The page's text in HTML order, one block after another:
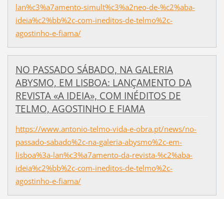
lan%c3%a7amento-simult%c3%a2neo-de-%c2%aba-
ideia%c2%bb%2c-com-ineditos-de-telmo%2c-
agostinho-e-fiama/
NO PASSADO SÁBADO, NA GALERIA
ABYSMO, EM LISBOA: LANÇAMENTO DA
REVISTA «A IDEIA», COM INÉDITOS DE
TELMO, AGOSTINHO E FIAMA
https://www.antonio-telmo-vida-e-obra.pt/news/no-
passado-sabado%2c-na-galeria-abysmo%2c-em-
lisboa%3a-lan%c3%a7amento-da-revista-%c2%aba-
ideia%c2%bb%2c-com-ineditos-de-telmo%2c-
agostinho-e-fiama/